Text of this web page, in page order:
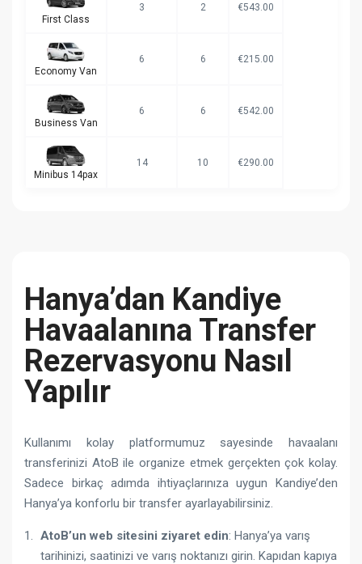
First Class
3 2 €543.00
Economy Van
6 6 €215.00
Business Van
6 6 €542.00
Minibus 14pax
14 10 €290.00
Hanya’dan Kandiye
Havaalanına Transfer
Rezervasyonu Nasıl
Yapılır
Kullanımı kolay platformumuz sayesinde havaalanı
transferinizi AtoB ile organize etmek gerçekten çok kolay.
Sadece birkaç adımda ihtiyaçlarınıza uygun Kandiye’den
Hanya’ya konforlu bir transfer ayarlayabilirsiniz.
AtoB’un web sitesini ziyaret edin: Hanya’ya varış
tarihinizi, saatinizi ve varış noktanızı girin. Kapıdan kapıya